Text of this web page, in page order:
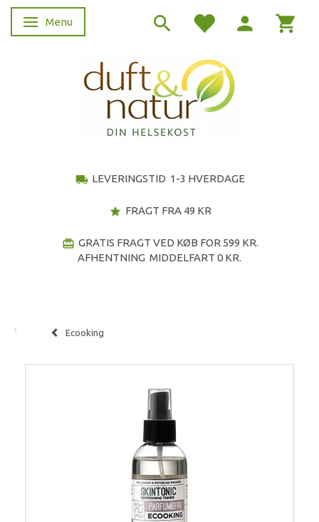
Skifte navigation
Menu
local_shipping LEVERINGSTID 1-3 HVERDAGE
star FRAGT FRA 49 KR
redeem GRATIS FRAGT VED KØB FOR 599 KR.
AFHENTNING MIDDELFART 0 KR.
Ecooking